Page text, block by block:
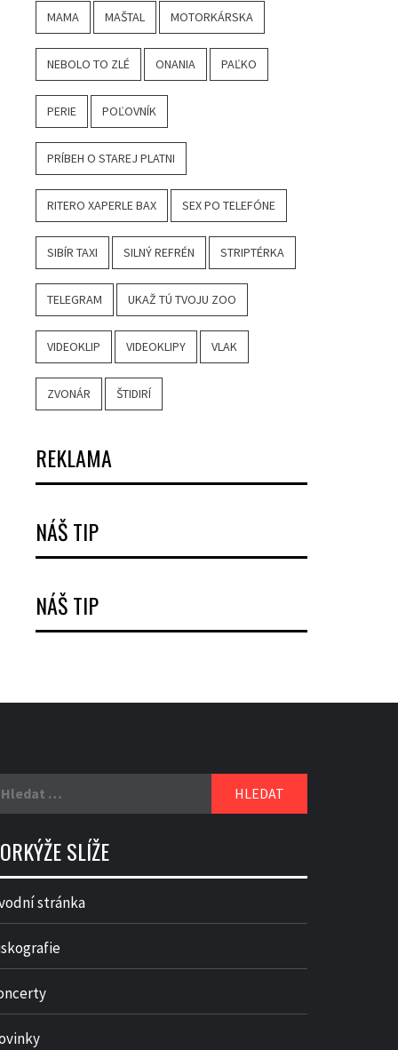
MAMA MAŠTAL MOTORKÁRSKA
NEBOLO TO ZLÉ ONANIA PAĽKO
PERIE POĽOVNÍK
PRÍBEH O STAREJ PLATNI
RITERO XAPERLE BAX SEX PO TELEFÓNE
SIBÍR TAXI SILNÝ REFRÉN STRIPTÉRKA
TELEGRAM UKAŽ TÚ TVOJU ZOO
VIDEOKLIP VIDEOKLIPY VLAK
ZVONÁR ŠTIDIRÍ
REKLAMA
NÁŠ TIP
NÁŠ TIP
SLÍŽE
stránka